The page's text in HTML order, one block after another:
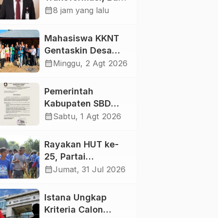
NTT Konsen
Saing
calendar_month8 jam yang lalu
Mahasiswa KKNT
Gentaskin Desa
Pahola Gandeng
Bagikan PMT untuk
Anak Stunting dan
Ibu Hamil
calendar_monthMinggu, 2 Agt 2026
Pemerintah
Kabupaten SBD
Ajak Warga
Putih dan
Semarakkan HUT
Ke-81 RI
calendar_monthSabtu, 1 Agt 2026
Rayakan HUT ke-
25, Partai
Demokrat SBD Pilih
dan Tanam Pohon
calendar_monthJumat, 31 Jul 2026
Istana Ungkap
Kriteria Calon